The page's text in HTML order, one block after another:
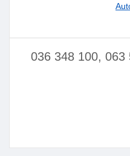
036 348 100, 063